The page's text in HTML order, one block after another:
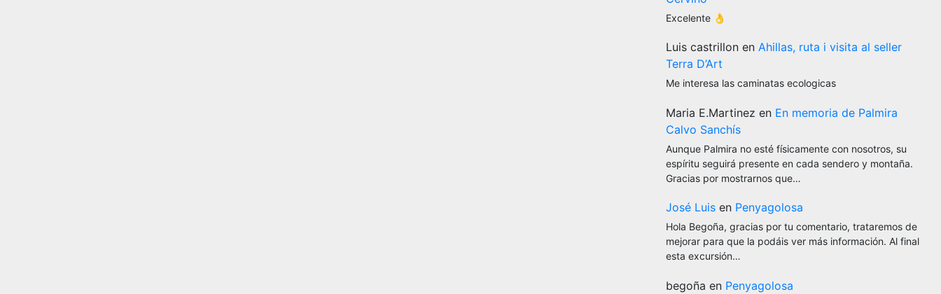
Excelente 👌
Luis castrillon en Ahillas, ruta i visita al seller
Terra D’Art
Me interesa las caminatas ecologicas
Maria E.Martinez en En memoria de Palmira
Calvo Sanchís
Aunque Palmira no esté físicamente con nosotros, su
espíritu seguirá presente en cada sendero y montaña.
Gracias por mostrarnos que…
José Luis en Penyagolosa
Hola Begoña, gracias por tu comentario, trataremos de
mejorar para que la podáis ver más información. Al final
esta excursión…
begoña en Penyagolosa